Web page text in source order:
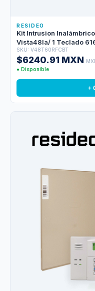
RESIDEO
Kit Intrusion
Vista48la/ 1 Teclado
Bateria Ens-bt412
SKU: V48T60RFCBT
$6240.91 MXN
● Disponible
+